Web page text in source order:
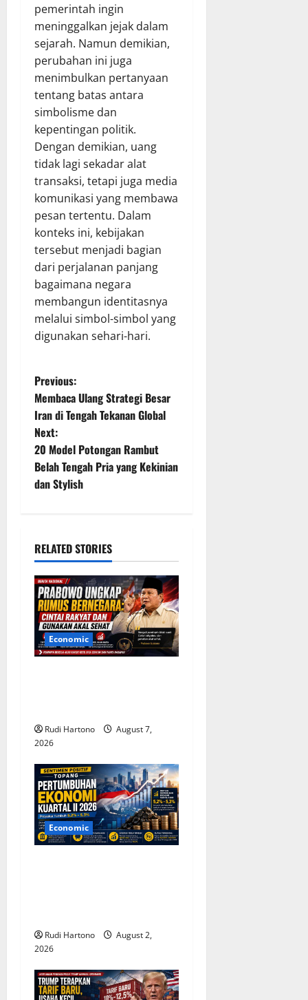
pemerintah ingin
meninggalkan jejak dalam
sejarah. Namun demikian,
perubahan ini juga
menimbulkan pertanyaan
tentang batas antara
simbolisme dan
kepentingan politik.
Dengan demikian, uang
tidak lagi sekadar alat
transaksi, tetapi juga media
komunikasi yang membawa
pesan tertentu. Dalam
konteks ini, kebijakan
tersebut menjadi bagian
dari perjalanan panjang
bagaimana negara
membangun identitasnya
melalui simbol-simbol yang
digunakan sehari-hari.
P
o
s
t
v
i
g
a
o
n
Previous:
Membaca Ulang Strategi Besar
Iran di Tengah Tekanan Global
Next:
20 Model Potongan Rambut
Belah Tengah Pria yang Kekinian
dan Stylish
RELATED STORIES
Economic
Rudi Hartono
August 7,
2026
Economic
Rudi Hartono
August 2,
2026